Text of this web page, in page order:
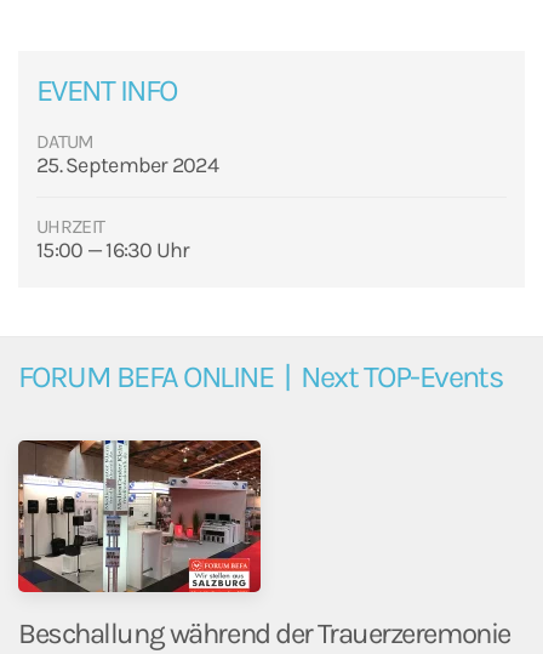
EVENT INFO
DATUM
25. September 2024
UHRZEIT
15:00 — 16:30 Uhr
FORUM BEFA ONLINE | Next TOP-Events
Beschallung während der Trauerzeremonie